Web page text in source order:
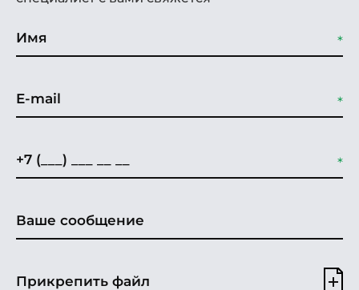
Прикрепить файл